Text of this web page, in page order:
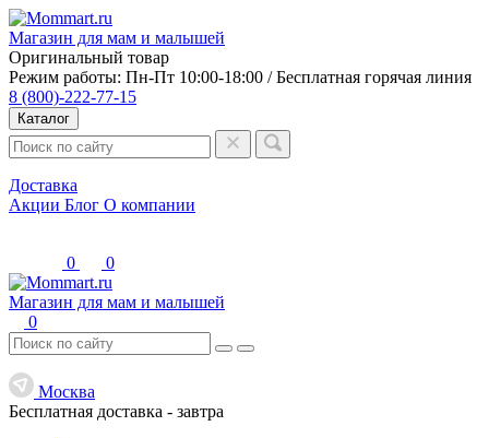
Магазин для мам и малышей
Оригинальный товар
Режим работы: Пн-Пт 10:00-18:00 / Бесплатная горячая линия
8 (800)-222-77-15
Каталог
Доставка
Акции Блог О компании
0 0
Магазин для мам и малышей
0
Москва
Бесплатная доставка - завтра